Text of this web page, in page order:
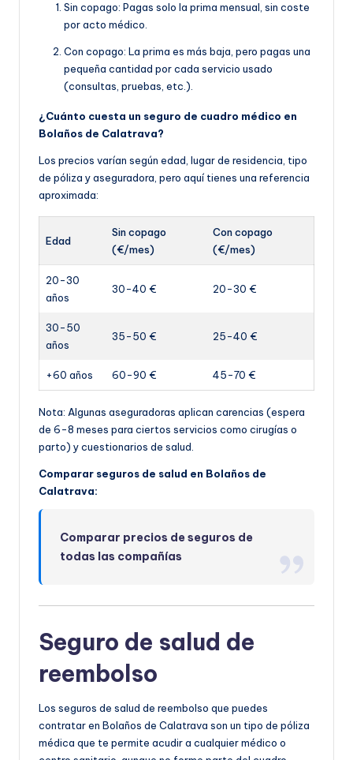
Sin copago: Pagas solo la prima mensual, sin coste
por acto médico.
Con copago: La prima es más baja, pero pagas una
pequeña cantidad por cada servicio usado
(consultas, pruebas, etc.).
¿Cuánto cuesta un seguro de cuadro médico en
Bolaños de Calatrava?
Los precios varían según edad, lugar de residencia, tipo
de póliza y aseguradora, pero aquí tienes una referencia
aproximada:
Edad
Sin copago
(€/mes)
Con copago
(€/mes)
20-30
años
30-40 € 20-30 €
30-50
años
35-50 € 25-40 €
+60 años 60-90 € 45-70 €
Nota: Algunas aseguradoras aplican carencias (espera
de 6-8 meses para ciertos servicios como cirugías o
parto) y cuestionarios de salud.
Comparar seguros de salud en Bolaños de
Calatrava:
Comparar precios de seguros de
todas las compañías
Seguro de salud de
reembolso
Los seguros de salud de reembolso que puedes
contratar en Bolaños de Calatrava son un tipo de póliza
médica que te permite acudir a cualquier médico o